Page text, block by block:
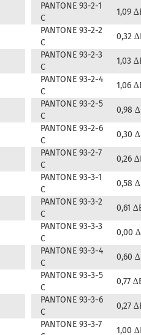
PANTONE 93-2-1
C
1,09
PANTONE 93-2-2
C
0,32
PANTONE 93-2-3
C
1,03
PANTONE 93-2-4
C
1,06
PANTONE 93-2-5
C
0,98
PANTONE 93-2-6
C
0,30
PANTONE 93-2-7
C
0,26
PANTONE 93-3-1
C
0,58
PANTONE 93-3-2
C
0,61
PANTONE 93-3-3
C
0,00
PANTONE 93-3-4
C
0,60
PANTONE 93-3-5
C
0,77
PANTONE 93-3-6
C
0,27
PANTONE 93-3-7
1,00